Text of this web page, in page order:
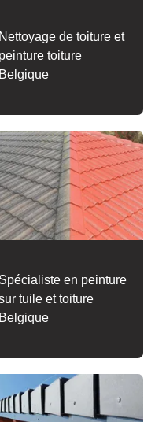
Nettoyage de toiture et
peinture toiture
Belgique
Spécialiste en peinture
tuile et toiture
Belgique